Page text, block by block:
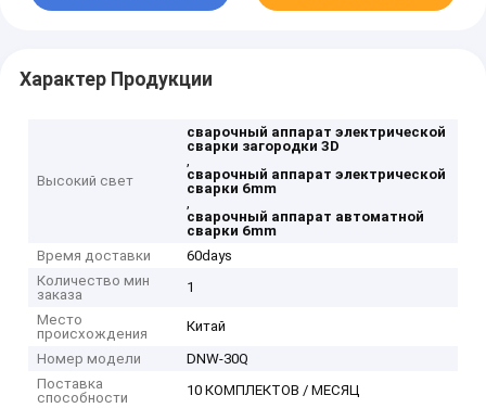
Характер Продукции
Высокий свет
сварочный аппарат электрической
сварки загородки 3D
,
сварочный аппарат электрической
сварки 6mm
,
сварочный аппарат автоматной
сварки 6mm
Время доставки
60days
Количество мин
заказа
1
Место
происхождения
Китай
Номер модели
DNW-30Q
Поставка
способности
10 КОМПЛЕКТОВ / МЕСЯЦ